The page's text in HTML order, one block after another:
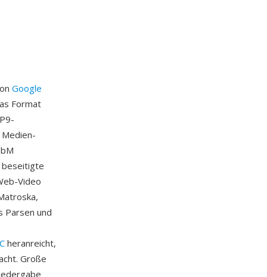
Google
Format
beseitigte
Video
Parsen und
heranreicht,
Große